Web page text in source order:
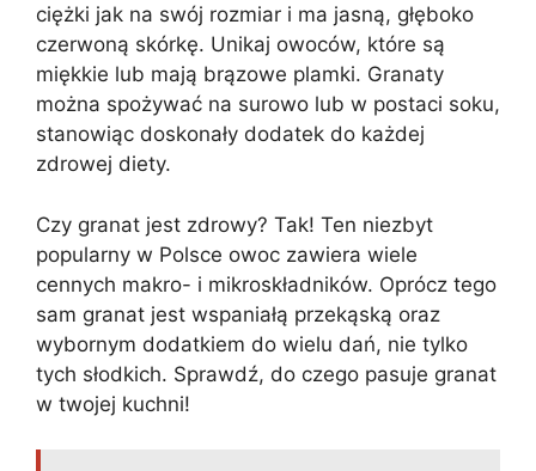
ciężki jak na swój rozmiar i ma jasną, głęboko
czerwoną skórkę. Unikaj owoców, które są
miękkie lub mają brązowe plamki. Granaty
można spożywać na surowo lub w postaci soku,
stanowiąc doskonały dodatek do każdej
zdrowej diety.
Czy granat jest zdrowy? Tak! Ten niezbyt
popularny w Polsce owoc zawiera wiele
cennych makro- i mikroskładników. Oprócz tego
sam granat jest wspaniałą przekąską oraz
wybornym dodatkiem do wielu dań, nie tylko
tych słodkich. Sprawdź, do czego pasuje granat
w twojej kuchni!